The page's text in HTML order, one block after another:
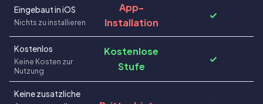
Eingebaut in iOS
Nichts zu installieren
App-
Installation
✓
Kostenlos
Keine Kosten zur
Nutzung
Kostenlose
Stufe
✓
Keine zusatzliche